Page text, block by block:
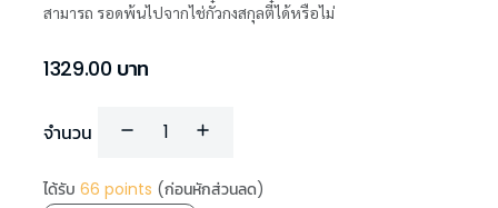
สามารถ รอดพ้นไปจากไช่กั๋วกงสกุลตี๋ได้หรือไม่
1329.00 บาท
จำนวน
ได้รับ 66 points (ก่อนหักส่วนลด)